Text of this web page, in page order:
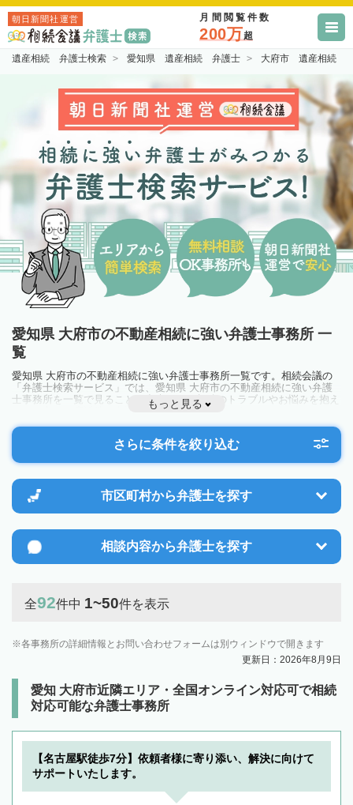
朝日新聞社運営 月間閲覧件数
200万超
遺産相続 弁護士検索 愛知県 遺産相続 弁護士 大府市 遺産相続
愛知県 大府市の不動産相続に強い弁護士事務所 一
覧
愛知県 大府市の不動産相続に強い弁護士事務所一覧です。相続会議の
「弁護士検索サービス」では、愛知県 大府市の不動産相続に強い弁護
士事務所を一覧で見ることが出来ます。相続のトラブルやお悩みを抱え
ている方は一度近隣の弁護士に相談してみましょう。
もっと見る
さらに条件を絞り込む
市区町村から弁護士を探す
相談内容から弁護士を探す
全92件中 1~50件を表示
各事務所の詳細情報とお問い合わせフォームは別ウィンドウで開きます
更新日：2026年8月9日
愛知 大府市近隣エリア・全国オンライン対応可で相続
対応可能な弁護士事務所
【名古屋駅徒歩7分】依頼者様に寄り添い、解決に向けて
サポートいたします。